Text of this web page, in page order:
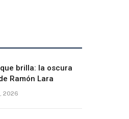
brilla: la oscura
Ramón Lara
2026